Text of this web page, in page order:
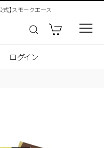
】スモークエース
ログイン